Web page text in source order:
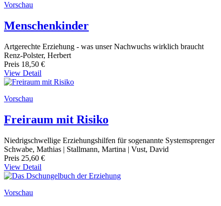
Vorschau
Menschenkinder
Artgerechte Erziehung - was unser Nachwuchs wirklich braucht
Renz-Polster, Herbert
Preis 18,50 €
View Detail
Vorschau
Freiraum mit Risiko
Niedrigschwellige Erziehungshilfen für sogenannte Systemsprenger
Schwabe, Mathias | Stallmann, Martina | Vust, David
Preis 25,60 €
View Detail
Vorschau